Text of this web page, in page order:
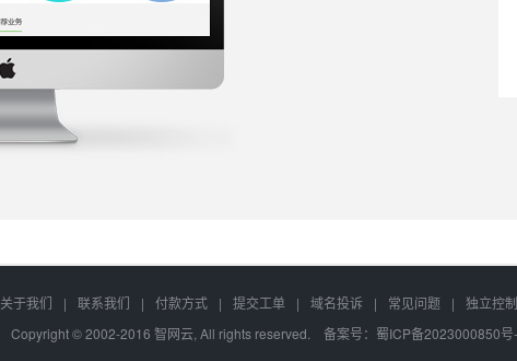
关于我们 | 联系我们 | 付款方式 | 提交工单 | 域名投诉 | 常见问题 |
独立控
Copyright © 2002-2016 智网云, All rights reserved. 备案号： 蜀ICP备2023000850号